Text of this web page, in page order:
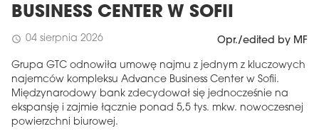
BUSINESS CENTER W SOFII
schedule 04 sierpnia 2026 Opr./edited by MF
Grupa GTC odnowiła umowę najmu z jednym z kluczowych
najemców kompleksu Advance Business Center w Sofii.
Międzynarodowy bank zdecydował się jednocześnie na
ekspansję i zajmie łącznie ponad 5,5 tys. mkw. nowoczesnej
powierzchni biurowej.